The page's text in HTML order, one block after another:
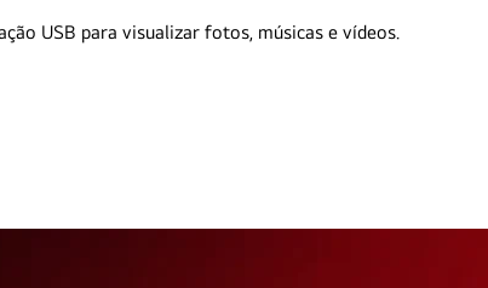
USB para visualizar fotos, músicas e vídeos.